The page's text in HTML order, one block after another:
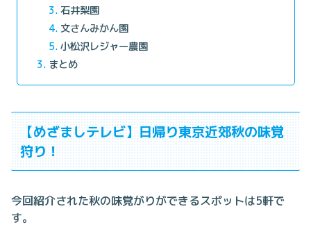
石井梨園
文さんみかん園
小松沢レジャー農園
まとめ
【めざましテレビ】日帰り東京近郊秋の味覚
狩り！
今回紹介された秋の味覚がりができるスポットは5軒で
す。